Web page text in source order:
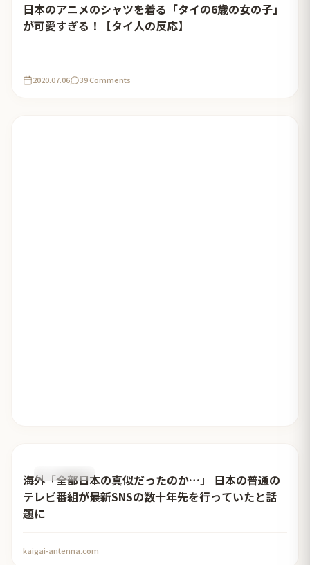
日本のアニメのシャツを着る「タイの6歳の女の子」
が可愛すぎる！【タイ人の反応】
2020.07.06 39 Comments
おすすめ記事
海外「全部日本の真似だったのか…」 日本の普通の
テレビ番組が最新SNSの数十年先を行っていたと話
題に
kaigai-antenna.com